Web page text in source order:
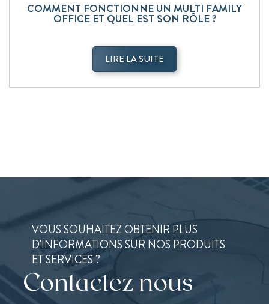
COMMENT FONCTIONNE UN MULTI FAMILY
OFFICE ET QUEL EST SON RÔLE ?
LIRE LA SUITE
VOUS SOUHAITEZ OBTENIR PLUS
D'INFORMATIONS SUR NOS PRODUITS
ET SERVICES ?
Contactez nous